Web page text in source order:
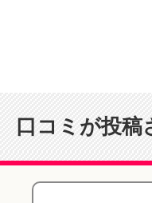
口コミが投稿